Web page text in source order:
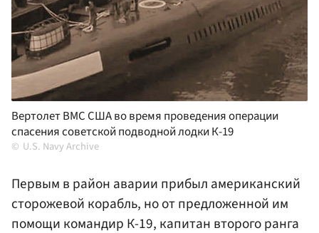
Вертолет ВМС США во время проведения операции
спасения советской подводной лодки К-19
U.S. Navy Archive
Первым в район аварии прибыл американский
сторожевой корабль, но от предложенной им
помощи командир К-19, капитан второго ранга